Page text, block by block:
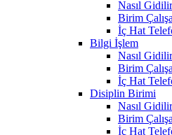
Nasıl
Birim
İç Hat
Bilgi İşlem
Nasıl
Birim
İç Hat
Disiplin Birimi
Nasıl
Birim
İç Hat